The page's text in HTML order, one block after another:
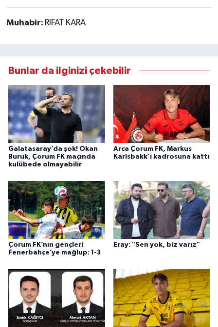
Muhabir: RIFAT KARA
Bunlar da ilginizi çekebilir
Galatasaray’da şok! Okan
Buruk, Çorum FK maçında
kulübede olmayabilir
Arca Çorum FK, Markus
Karlsbakk’ı kadrosuna kattı
Çorum FK’nın gençleri
Fenerbahçe’ye mağlup: 1-3
Eray: "Sen yok, biz varız"